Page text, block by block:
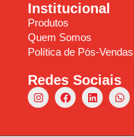
Institucional
Produtos
Quem Somos
Política de Pós-Vendas
Redes Sociais